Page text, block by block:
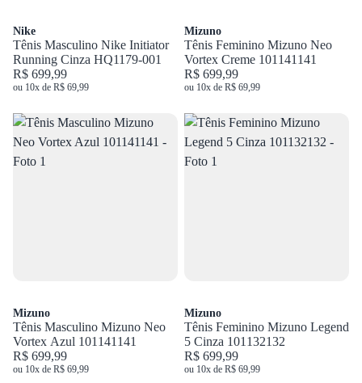
Nike
Tênis Masculino Nike Initiator
Running Cinza HQ1179-001
R$ 699,99
ou 10x de R$ 69,99
Mizuno
Tênis Feminino Mizuno Neo
Vortex Creme 101141141
R$ 699,99
ou 10x de R$ 69,99
Mizuno
Tênis Masculino Mizuno Neo
Vortex Azul 101141141
R$ 699,99
ou 10x de R$ 69,99
Mizuno
Tênis Feminino Mizuno Legend
5 Cinza 101132132
R$ 699,99
ou 10x de R$ 69,99